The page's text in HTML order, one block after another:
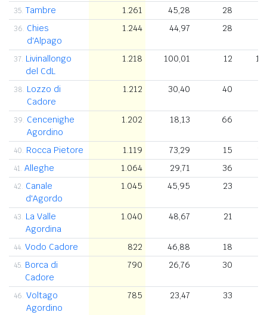
35. Tambre 1.261 45,28 28
36. Chies
d'Alpago
1.244 44,97 28
37. Livinallongo
del CdL
1.218 100,01 12
38. Lozzo di
Cadore
1.212 30,40 40
39. Cencenighe
Agordino
1.202 18,13 66
40. Rocca Pietore 1.119 73,29 15
41. Alleghe 1.064 29,71 36
42. Canale
d'Agordo
1.045 45,95 23
43. La Valle
Agordina
1.040 48,67 21
44. Vodo Cadore 822 46,88 18
45. Borca di
Cadore
790 26,76 30
46. Voltago
Agordino
785 23,47 33